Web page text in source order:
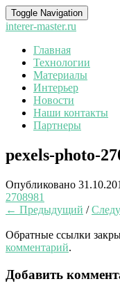
Toggle Navigation
interer-master.ru
Главная
Технологии
Материалы
Интерьер
Новости
Наши контакты
Партнеры
pexels-photo-
Опубликовано
2708981
← Предыдущий /
Обратные ссылки
комментарий.
Добавить